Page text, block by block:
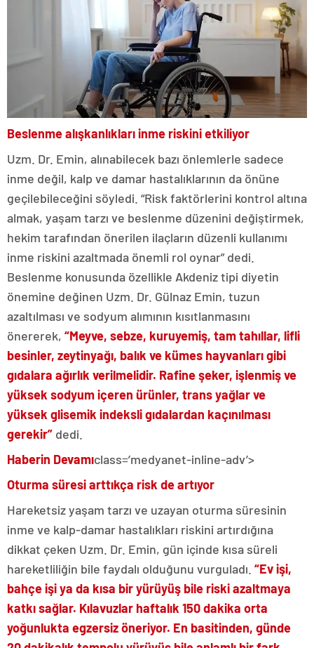
Beslenme alışkanlıkları inme riskini etkiliyor
Uzm. Dr. Emin, alınabilecek bazı önlemlerle sadece
inme değil, kalp ve damar hastalıklarının da önüne
geçilebileceğini söyledi. “Risk faktörlerini kontrol altına
almak, yaşam tarzı ve beslenme düzenini değiştirmek,
hekim tarafından önerilen ilaçların düzenli kullanımı
inme riskini azaltmada önemli rol oynar” dedi.
Beslenme konusunda özellikle Akdeniz tipi diyetin
önemine değinen Uzm. Dr. Gülnaz Emin, tuzun
azaltılması ve sodyum alımının kısıtlanmasını
önererek, “Meyve, sebze, kuruyemiş, tam tahıllar, lifli
besinler, zeytinyağı, balık ve kümes hayvanları gibi
gıdalara ağırlık verilmelidir. Rafine şeker, işlenmiş ve
yüksek sodyum içeren ürünler, trans yağlar ve
yüksek glisemik indeksli gıdalardan kaçınılması
gerekir” dedi.
Haberin Devamıclass=’medyanet-inline-adv’>
Oturma süresi arttıkça risk de artıyor
Hareketsiz yaşam tarzı ve uzayan oturma süresinin
inme ve kalp-damar hastalıkları riskini artırdığına
dikkat çeken Uzm. Dr. Emin, gün içinde kısa süreli
hareketliliğin bile faydalı olduğunu vurguladı. “Ev işi,
bahçe işi ya da kısa bir yürüyüş bile riski azaltmaya
katkı sağlar. Kılavuzlar haftalık 150 dakika orta
yoğunlukta egzersiz öneriyor. En basitinden, günde